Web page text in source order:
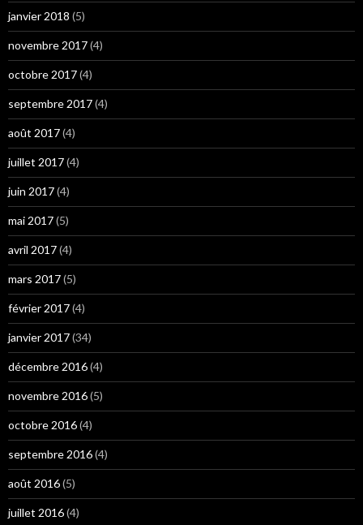
janvier 2018 (5)
novembre 2017(4)
octobre 2017(4)
septembre 2017(4)
août 2017(4)
juillet 2017(4)
juin 2017(4)
mai 2017(5)
avril 2017(4)
mars 2017(5)
février 2017(4)
janvier 2017(34)
décembre 2016(4)
novembre 2016(5)
octobre 2016(4)
septembre 2016(4)
août 2016(5)
juillet 2016(4)